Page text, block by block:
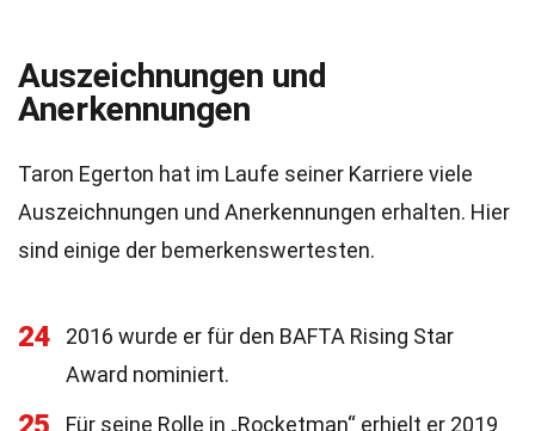
Auszeichnungen und
Anerkennungen
Taron Egerton hat im Laufe seiner Karriere viele
Auszeichnungen und Anerkennungen erhalten. Hier
sind einige der bemerkenswertesten.
24
2016 wurde er für den BAFTA Rising Star
Award nominiert.
Für seine Rolle in „Rocketman“ erhielt er 2019